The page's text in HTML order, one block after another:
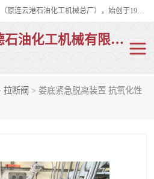
连云港华德石油化工机械有限公司（原连云港石油化工机械总厂），始创于1982年，是从事码头船用流体装卸臂、陆用流体装卸臂（鹤管）、活动梯、钢构平台、定量装车系统等全系列流体装卸设备的设计、制造、销售以及服务的专业供应商。
连云港华德石油化工机械有限公司
拉断阀 > 娄底紧急脱离装置 抗氧化性
活动梯